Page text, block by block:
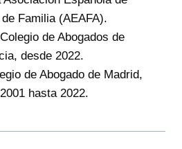
Familia (AEAFA).
de Abogados de
desde 2022.
de Abogado de Madrid,
hasta 2022.